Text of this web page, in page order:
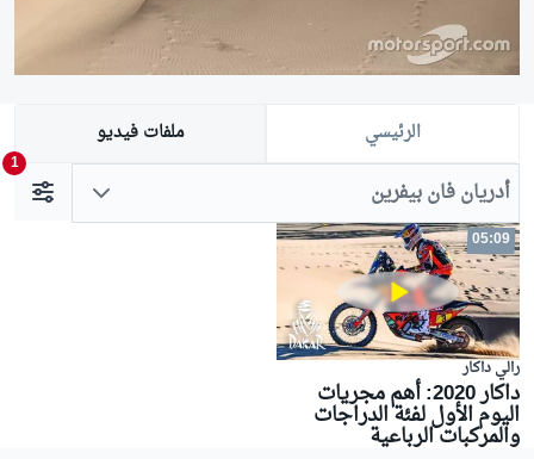
الرئيسي ملفات فيديو
أدريان فان بيفرين
1
05:09
رالي داكار
داكار 2020: أهم مجريات
اليوم الأول لفئة الدراجات
والمركبات الرباعية